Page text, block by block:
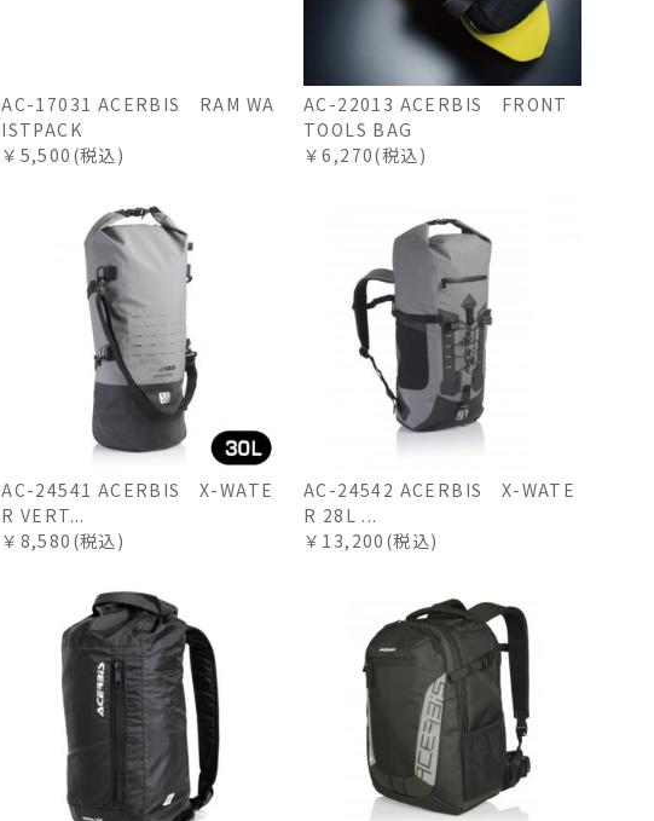
AC-17031 ACERBIS RAM WA
ISTPACK
￥5,500(税込)
AC-22013 ACERBIS FRONT
TOOLS BAG
￥6,270(税込)
AC-24541 ACERBIS X-WATE
R VERT...
￥8,580(税込)
AC-24542 ACERBIS X-WATE
R 28L ...
￥13,200(税込)